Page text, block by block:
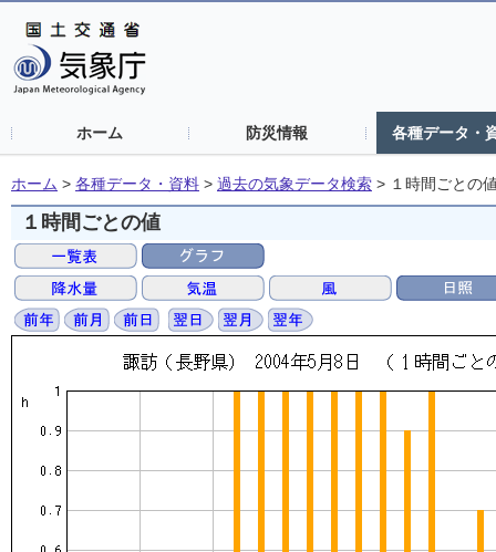
ホーム 防災情報 各種データ・
ホーム > 各種データ・資料 > 過去の気象データ検索 > １時間ごとの
１時間ごとの値